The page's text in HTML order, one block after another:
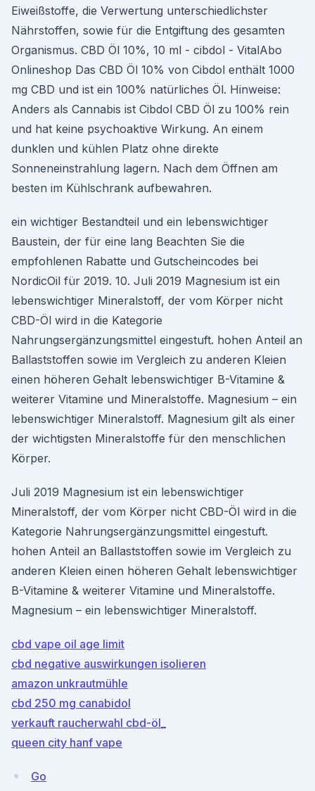
Eiweißstoffe, die Verwertung unterschiedlichster
Nährstoffen, sowie für die Entgiftung des gesamten
Organismus. CBD Öl 10%, 10 ml - cibdol - VitalAbo
Onlineshop Das CBD Öl 10% von Cibdol enthält 1000
mg CBD und ist ein 100% natürliches Öl. Hinweise:
Anders als Cannabis ist Cibdol CBD Öl zu 100% rein
und hat keine psychoaktive Wirkung. An einem
dunklen und kühlen Platz ohne direkte
Sonneneinstrahlung lagern. Nach dem Öffnen am
besten im Kühlschrank aufbewahren.
ein wichtiger Bestandteil und ein lebenswichtiger
Baustein, der für eine lang Beachten Sie die
empfohlenen Rabatte und Gutscheincodes bei
NordicOil für 2019. 10. Juli 2019 Magnesium ist ein
lebenswichtiger Mineralstoff, der vom Körper nicht
CBD-Öl wird in die Kategorie
Nahrungsergänzungsmittel eingestuft. hohen Anteil an
Ballaststoffen sowie im Vergleich zu anderen Kleien
einen höheren Gehalt lebenswichtiger B-Vitamine &
weiterer Vitamine und Mineralstoffe. Magnesium – ein
lebenswichtiger Mineralstoff. Magnesium gilt als einer
der wichtigsten Mineralstoffe für den menschlichen
Körper.
Juli 2019 Magnesium ist ein lebenswichtiger
Mineralstoff, der vom Körper nicht CBD-Öl wird in die
Kategorie Nahrungsergänzungsmittel eingestuft.
hohen Anteil an Ballaststoffen sowie im Vergleich zu
anderen Kleien einen höheren Gehalt lebenswichtiger
B-Vitamine & weiterer Vitamine und Mineralstoffe.
Magnesium – ein lebenswichtiger Mineralstoff.
cbd vape oil age limit
cbd negative auswirkungen isolieren
amazon unkrautmühle
cbd 250 mg canabidol
verkauft raucherwahl cbd-öl_
queen city hanf vape
Go